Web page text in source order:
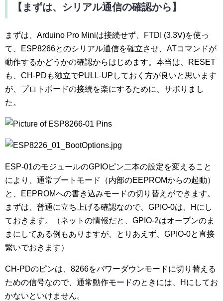
【まずは、シリアル通信の確認から】
まずは、Arduino Pro Miniは接続せず、FTDI (3.3V)を使っ
て、ESP8266とのシリアル通信を確立させ、ATコマンドが
動作するかどうかの確認からはじめます。本当は、RESET
も、CH-PDも独立でPULL-UPしておく方が良いと思います
が、プロトボードの接続を楽にするために、サボりまし
た。
ESP-01のモジュールのGPIOピン二本の設定を変えること
により、通常ブートモード（内部のEEPROMからの起動）
と、EEPROMへの書き込みモードの切り替えができます。
まずは、普通に立ち上げる確認なので、GPIO-0は、Hにし
ておきます。（ネットの情報だと、GPIO-2はオープンのま
まにしてある例もありますが、とりあえず、GPIO-0と直接
繋いでおきます）
CH-PDのピンは、8266をパワーダウンモードに切り替える
ための信号なので、通常動作モードのときには、Hにしてお
かないといけません。